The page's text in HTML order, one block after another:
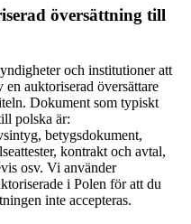
översättning till
och institutioner att
auktoriserad översättare
Dokument som typiskt
polska är:
betygsdokument,
kontrakt och avtal,
osv. Vi använder
i Polen för att du
inte accepteras.